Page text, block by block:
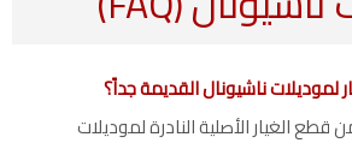
ناشيونال القديمة جداً؟
قطع الغيار الأصلية النادرة لموديلات